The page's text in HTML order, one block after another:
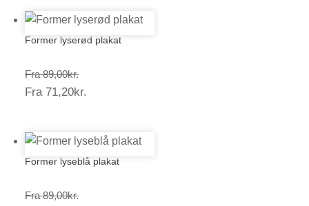
Former lyserød plakat
Fra 89,00kr.Prisinterval:
89,00kr.
Fra 71,20kr.
Former lyseblå plakat
Fra 89,00kr.Prisinterval: